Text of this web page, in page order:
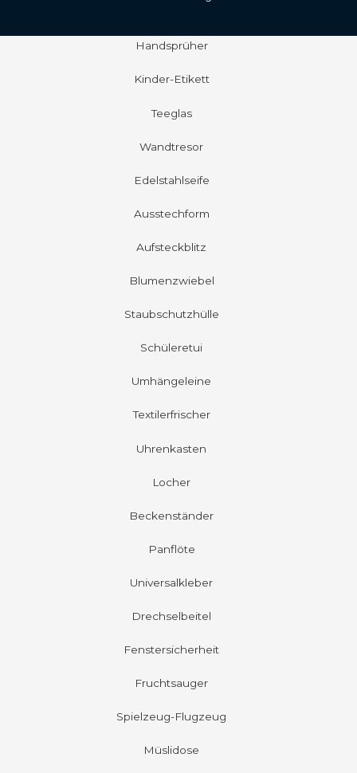
Handsprüher
Kinder-Etikett
Teeglas
Wandtresor
Edelstahlseife
Ausstechform
Aufsteckblitz
Blumenzwiebel
Staubschutzhülle
Schüleretui
Umhängeleine
Textilerfrischer
Uhrenkasten
Locher
Beckenständer
Panflöte
Universalkleber
Drechselbeitel
Fenstersicherheit
Fruchtsauger
Spielzeug-Flugzeug
Müslidose